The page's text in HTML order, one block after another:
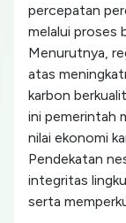
percepatan
melalui proses
Menurutnya,
atas
karbon
ini pemerintah
nilai ekonomi
Pendekatan
integritas
serta